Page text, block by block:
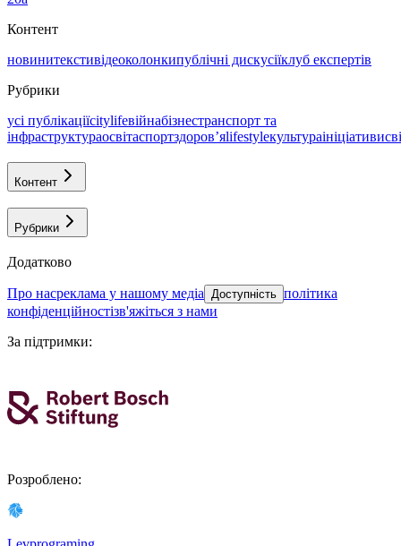
Контент
новинитекстивідеоколонкипублічні дискусіїклуб експертів
Рубрики
усі публікаціїcitylifeвійнабізнестранспорт та
інфраструктураосвітаспортздоровʼяlifestyleкультураініціативи
Контент
Рубрики
Додатково
про насреклама у нашому медіа Доступність політика
конфіденційностізв'яжіться з нами
За підтримки:
Розроблено: